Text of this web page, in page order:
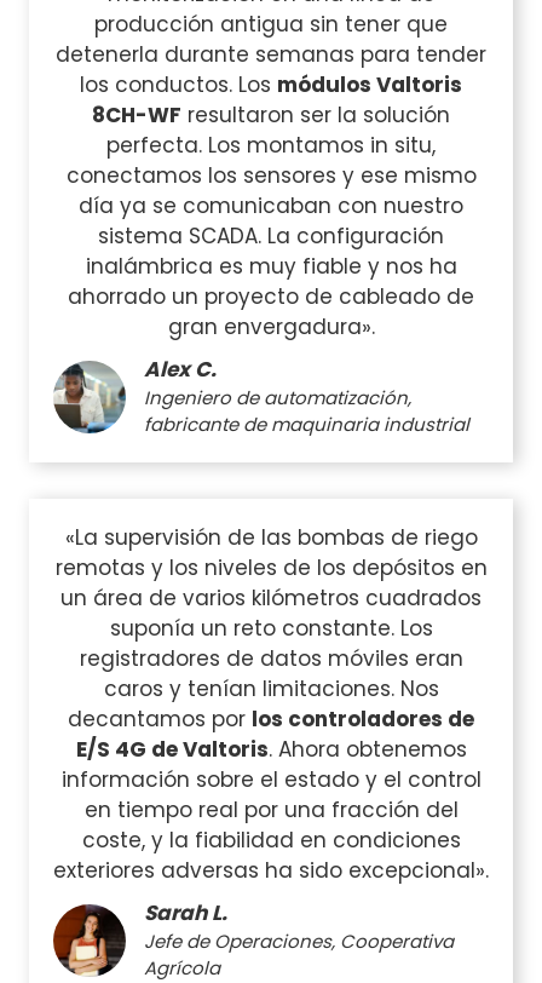
producción antigua sin tener que
detenerla durante semanas para tender
los conductos. Los módulos Valtoris
8CH-WF resultaron ser la solución
perfecta. Los montamos in situ,
conectamos los sensores y ese mismo
día ya se comunicaban con nuestro
sistema SCADA. La configuración
inalámbrica es muy fiable y nos ha
ahorrado un proyecto de cableado de
gran envergadura».
Alex C.
Ingeniero de automatización,
fabricante de maquinaria industrial
«La supervisión de las bombas de riego
remotas y los niveles de los depósitos en
un área de varios kilómetros cuadrados
suponía un reto constante. Los
registradores de datos móviles eran
caros y tenían limitaciones. Nos
decantamos por los controladores de
E/S 4G de Valtoris. Ahora obtenemos
información sobre el estado y el control
en tiempo real por una fracción del
coste, y la fiabilidad en condiciones
exteriores adversas ha sido excepcional».
Sarah L.
Jefe de Operaciones, Cooperativa
Agrícola